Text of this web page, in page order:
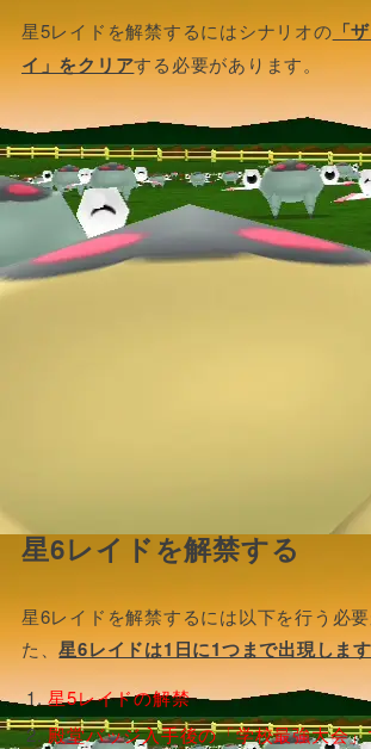
星5レイドを解禁するにはシナリオの 「
イ」をクリアする必要があります。
星6レイドを解禁する
星6レイドを解禁するには以下を行う必
た、星6レイドは1日に1つまで出現しま
星5レイドの解禁
殿堂バッジ入手後の「学校最強大会